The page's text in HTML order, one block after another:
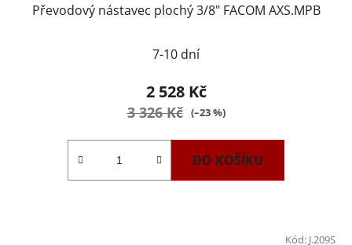
Převodový nástavec plochý 3/8" FACOM AXS.MPB
7-10 dní
2 528 Kč
3 326 Kč (–23 %)
DO KOŠÍKU
Kód: J.209S